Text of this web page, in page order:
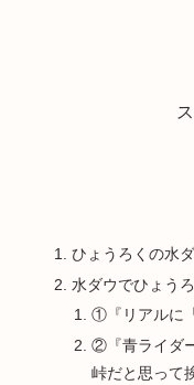
ひょうろくの水
水ダウでひょう
①『リアルに
②『青ライダ
峠だと思って